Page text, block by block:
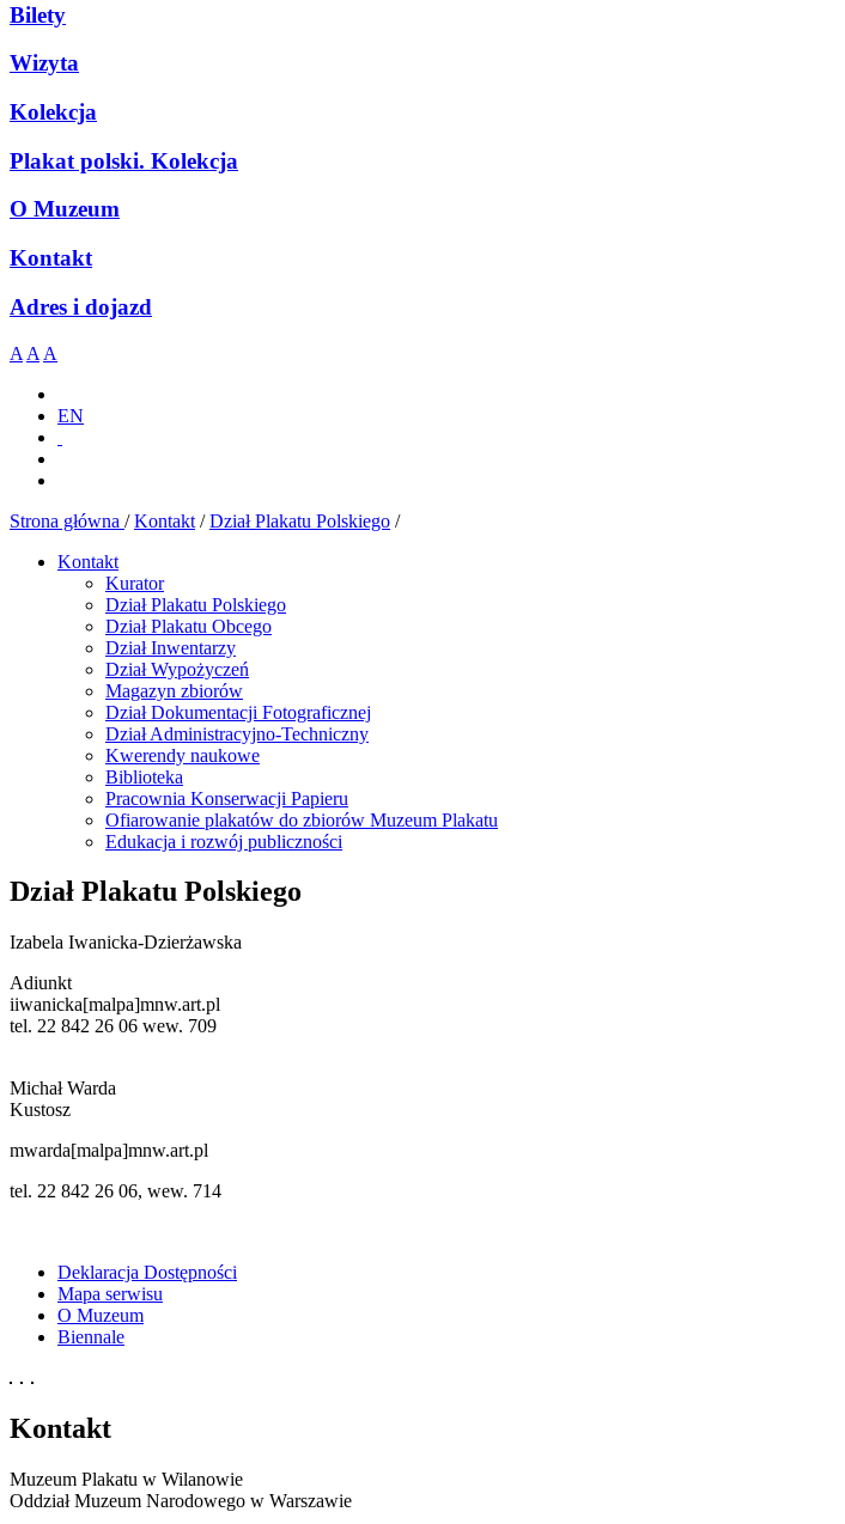
Bilety
Wizyta
Kolekcja
Plakat polski. Kolekcja
O Muzeum
Kontakt
Adres i dojazd
A A A
EN
Strona główna / Kontakt /Dział Plakatu Polskiego /
Kontakt
Kurator
Dział Plakatu Polskiego
Dział Plakatu Obcego
Dział Inwentarzy
Dział Wypożyczeń
Magazyn zbiorów
Dział Dokumentacji Fotograficznej
Dział Administracyjno-Techniczny
Kwerendy naukowe
Biblioteka
Pracownia Konserwacji Papieru
Ofiarowanie plakatów do zbiorów Muzeum Plakatu
Edukacja i rozwój publiczności
Dział Plakatu Polskiego
Izabela Iwanicka-Dzierżawska
Adiunkt
iiwanicka[malpa]mnw.art.pl
tel. 22 842 26 06 wew. 709
Michał Warda
Kustosz
mwarda[malpa]mnw.art.pl
tel. 22 842 26 06, wew. 714
Deklaracja Dostępności
Mapa serwisu
O Muzeum
Biennale
Kontakt
Muzeum Plakatu w Wilanowie
Oddział Muzeum Narodowego w Warszawie